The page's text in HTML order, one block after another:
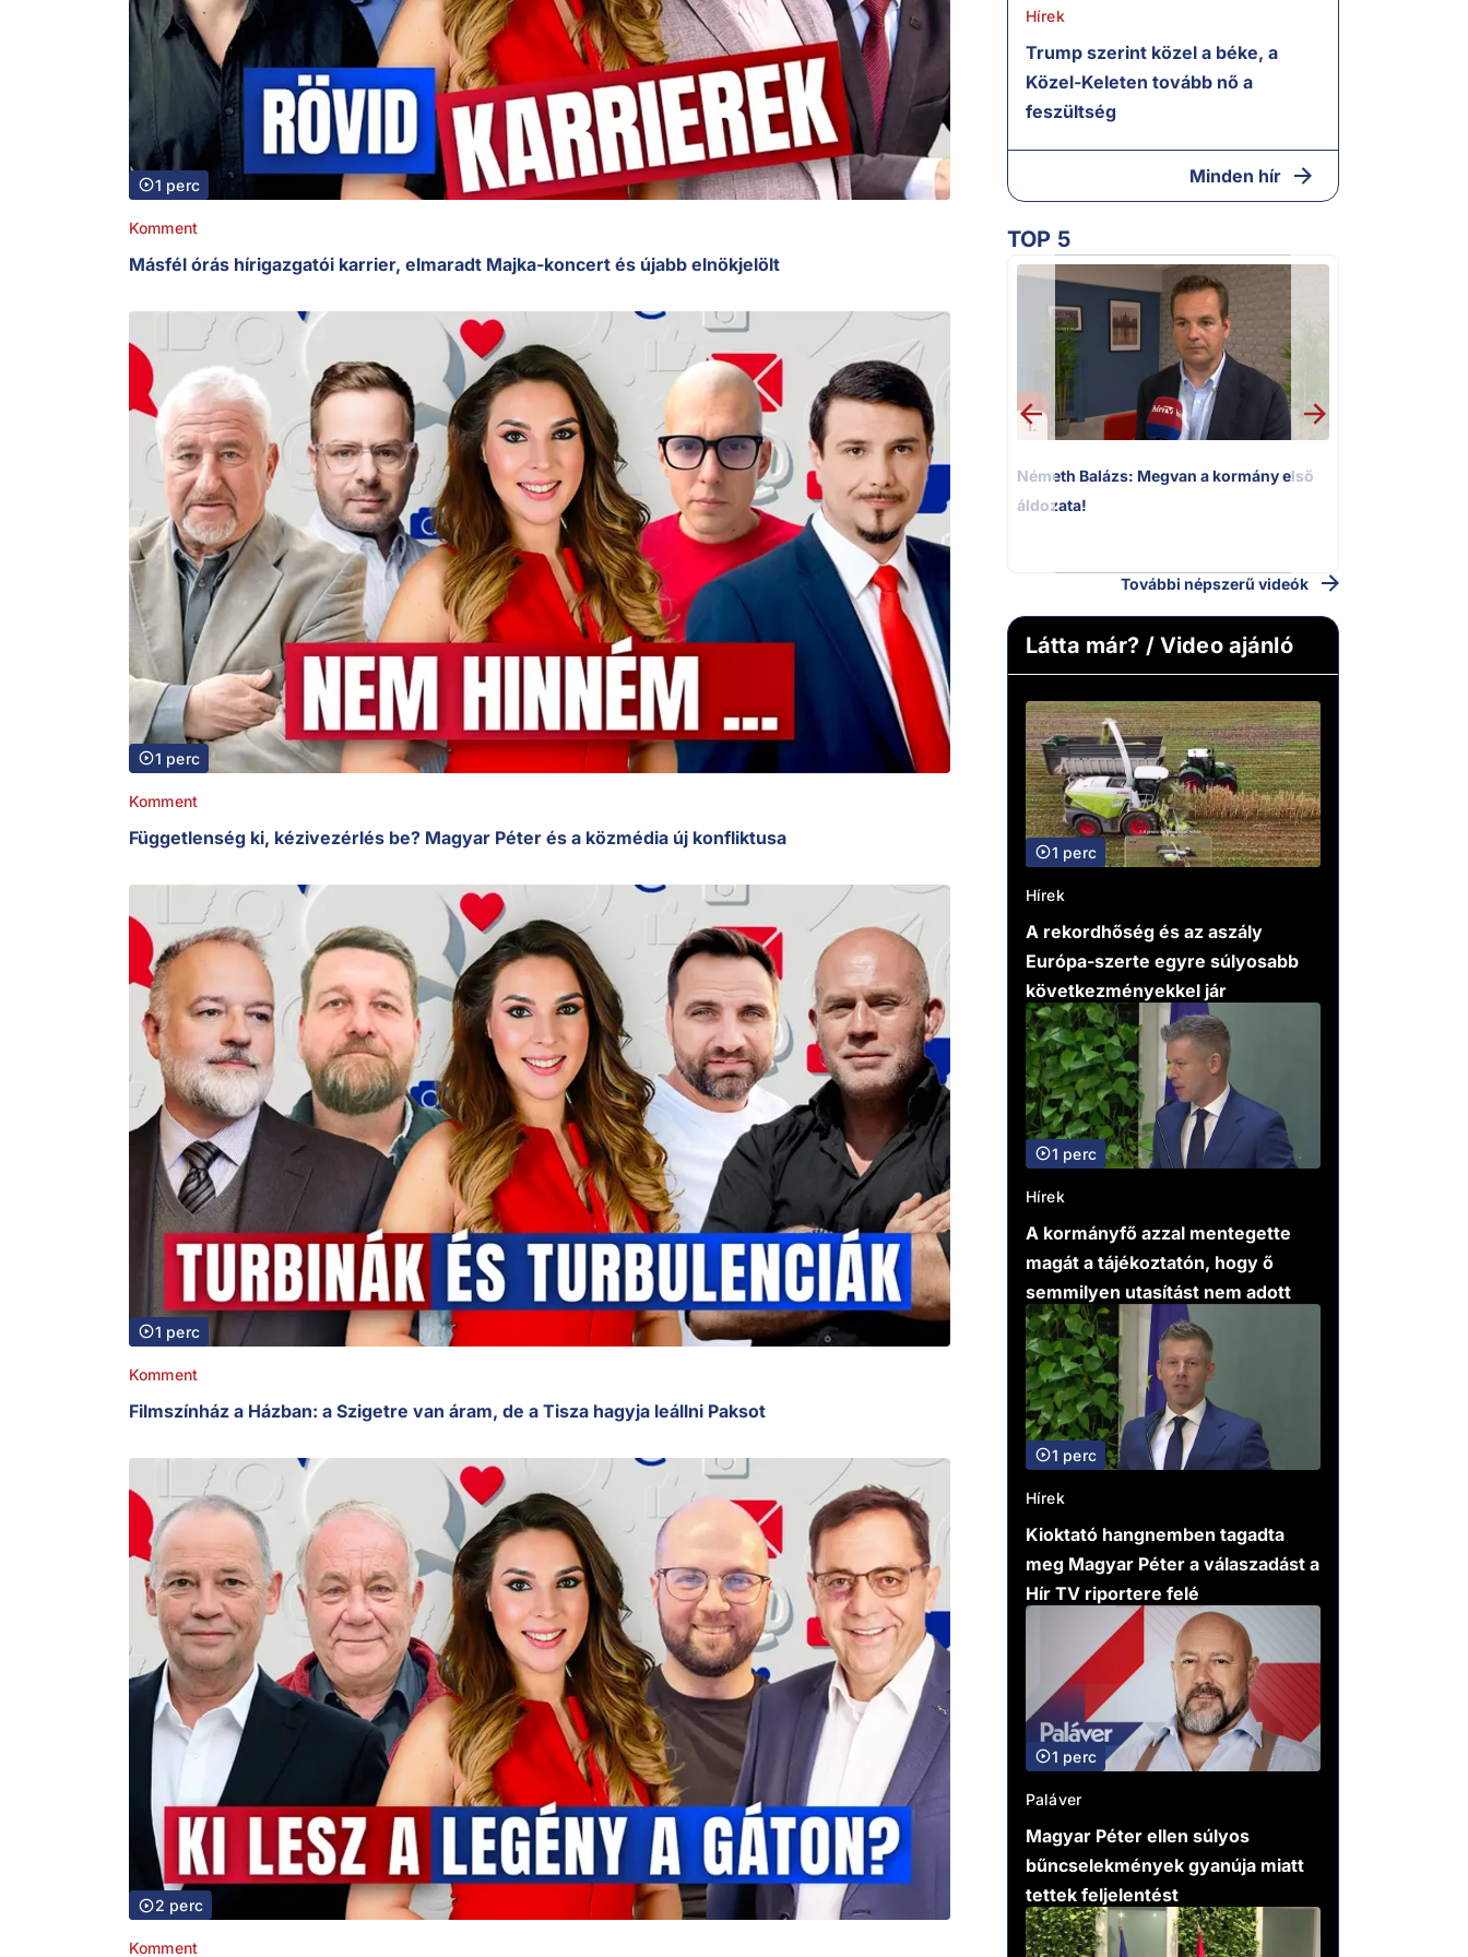
1 perc
Komment
Másfél órás hírigazgatói karrier, elmaradt Majka-koncert és újabb elnökjelölt
1 perc
Komment
Függetlenség ki, kézivezérlés be? Magyar Péter és a közmédia új konfliktusa
1 perc
Komment
Filmszínház a Házban: a Szigetre van áram, de a Tisza hagyja leállni Paksot
2 perc
Komment
Hírek
Trump szerint közel a béke, a
Közel-Keleten tovább nő a
feszültség
Minden hír
TOP 5
1.
Németh Balázs: Megvan a kormány első
áldozata!
További népszerű videók
Látta már? / Video ajánló
1 perc
Hírek
A rekordhőség és az aszály
Európa-szerte egyre súlyosabb
következményekkel jár
1 perc
Hírek
A kormányfő azzal mentegette
magát a tájékoztatón, hogy ő
semmilyen utasítást nem adott
1 perc
Hírek
Kioktató hangnemben tagadta
meg Magyar Péter a válaszadást a
Hír TV riportere felé
1 perc
Paláver
Magyar Péter ellen súlyos
bűncselekmények gyanúja miatt
tettek feljelentést